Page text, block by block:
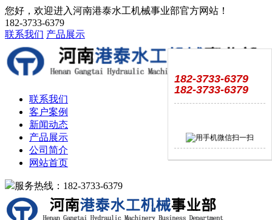
您好，欢迎进入河南港泰水工机械事业部官方网站！
182-3733-6379
联系我们 产品展示
联系我们
客户案例
新闻动态
产品展示
公司简介
网站首页
服务热线：182-3733-6379
182-3733-6379
182-3733-6379